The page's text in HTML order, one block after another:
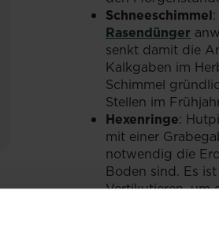
Rasendünger
Schneeschimmel
Rasendünger
senkt damit die
Kalkgaben im
Schimmel
Stellen im
Hexenringe:
mit einer
notwendig die
Boden sind. Es
Vertikutieren, um
: Ideal ist
Bewässerung